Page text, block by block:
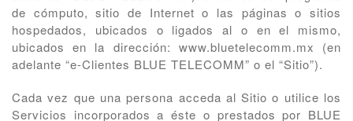
de cómputo, sitio de Internet o las páginas o sitios
hospedados, ubicados o ligados al o en el mismo,
ubicados en la dirección: www.bluetelecomm.mx (en
adelante “e-Clientes BLUE TELECOMM” o el “Sitio”).
Cada vez que una persona acceda al Sitio o utilice los
Servicios incorporados a éste o prestados por BLUE